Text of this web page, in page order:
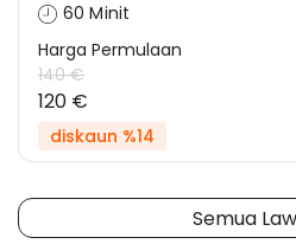
60 Minit
Harga Permulaan
140 €
120 €
diskaun %14
Semua